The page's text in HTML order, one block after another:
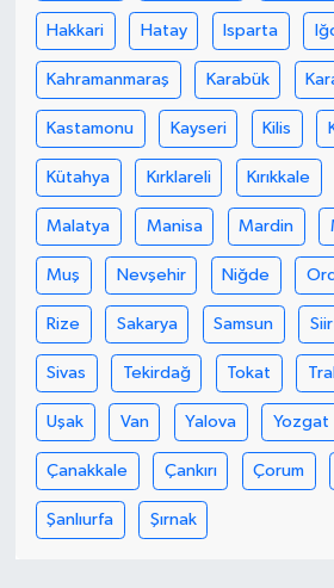
Hakkari Hatay Isparta
Kahramanmaraş Karabük
Kastamonu Kayseri Kilis
Kütahya Kırklareli Kırıkkale
Malatya Manisa Mardin
Muş Nevşehir Niğde
Rize Sakarya Samsun
Sivas Tekirdağ Tokat
Uşak Van Yalova Yozgat
Çanakkale Çankırı Çorum
Şanlıurfa Şırnak
İş Dünyası
Jandarma
Kadın
KÜLTÜR SANAT
MAGAZİN
Otomobil
POLİTİKA
Sağlık
SİYASET